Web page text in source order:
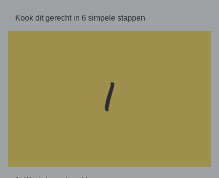
Kook dit gerecht in 6 simpele stappen